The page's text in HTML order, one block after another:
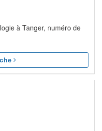
à Tanger, numéro de